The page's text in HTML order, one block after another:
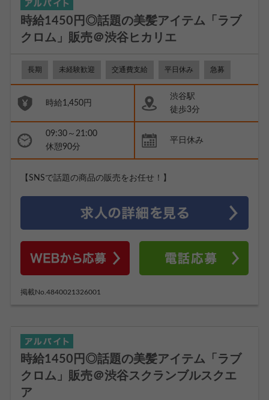
時給1450円◎話題の美髪アイテム「ラブ
クロム」販売＠渋谷ヒカリエ
長期 未経験歓迎 交通費支給 平日休み 急募
時給1,450円
渋谷駅
徒歩3分
09:30～21:00
休憩90分
平日休み
【SNSで話題の商品の販売をお任せ！】
掲載No.4840021326001
時給1450円◎話題の美髪アイテム「ラブ
クロム」販売＠渋谷スクランブルスクエ
ア